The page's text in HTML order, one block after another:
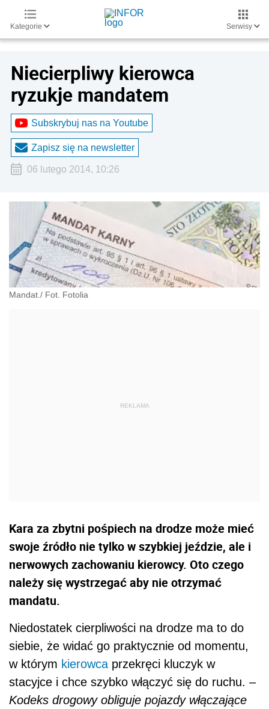
Kategorie Serwisy
Niecierpliwy kierowca
ryzukje mandatem
Subskrybuj nas na Youtube
Zapisz się na newsletter
06 lutego 2014, 10:26
Mandat./ Fot. Fotolia
Kara za zbytni pośpiech na drodze może mieć
swoje źródło nie tylko w szybkiej jeździe, ale i
nerwowych zachowaniu kierowcy. Oto czego
należy się wystrzegać aby nie otrzymać
mandatu.
Niedostatek cierpliwości na drodze ma to do
siebie, że widać go praktycznie od momentu,
w którym kierowca przekręci kluczyk w
stacyjce i chce szybko włączyć się do ruchu. –
Kodeks drogowy obliguje pojazdy włączające